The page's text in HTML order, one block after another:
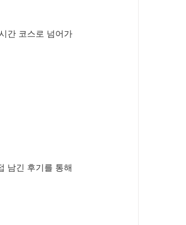
간 코스로 넘어가
남긴 후기를 통해